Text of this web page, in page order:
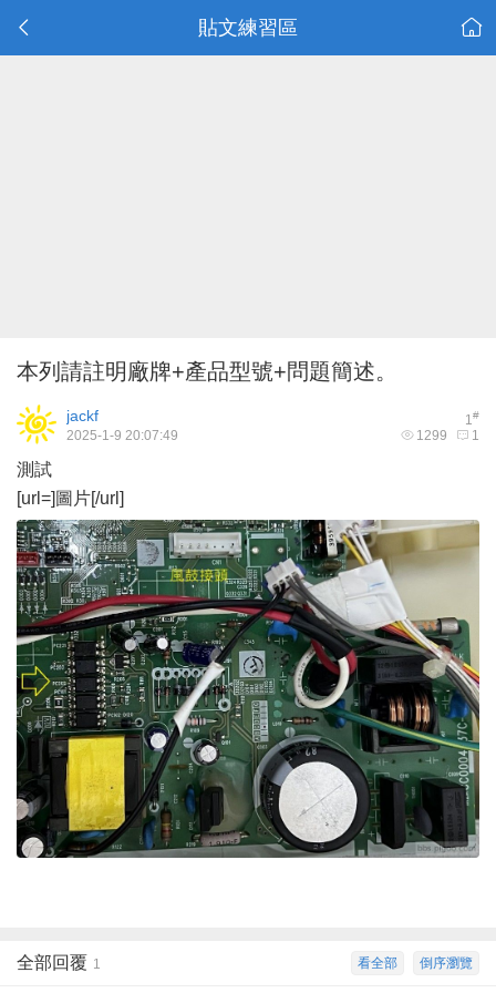
貼文練習區
本列請註明廠牌+產品型號+問題簡述。
1#
jackf
1299 1
2025-1-9 20:07:49
測試
[url=]圖片[/url]
倒序瀏覽
看全部
全部回覆 1